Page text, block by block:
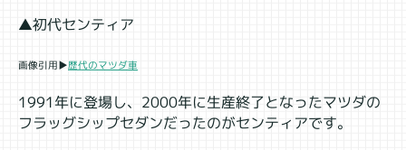
▲初代センティア
画像引用▶歴代のマツダ車
1991年に登場し、2000年に生産終了となったマツダの
フラッグシップセダンだったのがセンティアです。